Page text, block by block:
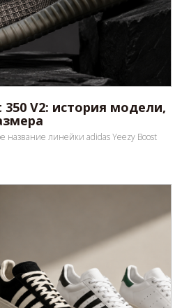
350 V2: история модели,
название линейки adidas Yeezy Boost